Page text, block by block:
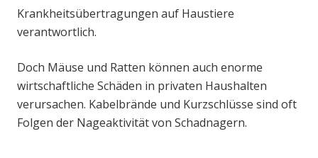
Krankheitsübertragungen auf Haustiere
verantwortlich.
Doch Mäuse und Ratten können auch enorme
wirtschaftliche Schäden in privaten Haushalten
verursachen. Kabelbrände und Kurzschlüsse sind oft
Folgen der Nageaktivität von Schadnagern.